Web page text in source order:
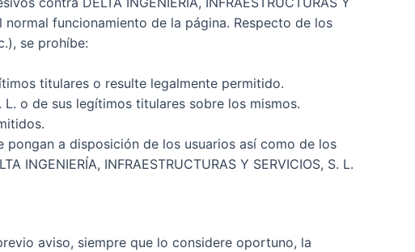
funcionamiento de la página. Respecto de los
se prohíbe:
titulares o resulte legalmente permitido.
L. o de sus legítimos titulares sobre los mismos.
a disposición de los usuarios así como de los
INFRAESTRUCTURAS Y SERVICIOS, S. L.
aviso, siempre que lo considere oportuno, la